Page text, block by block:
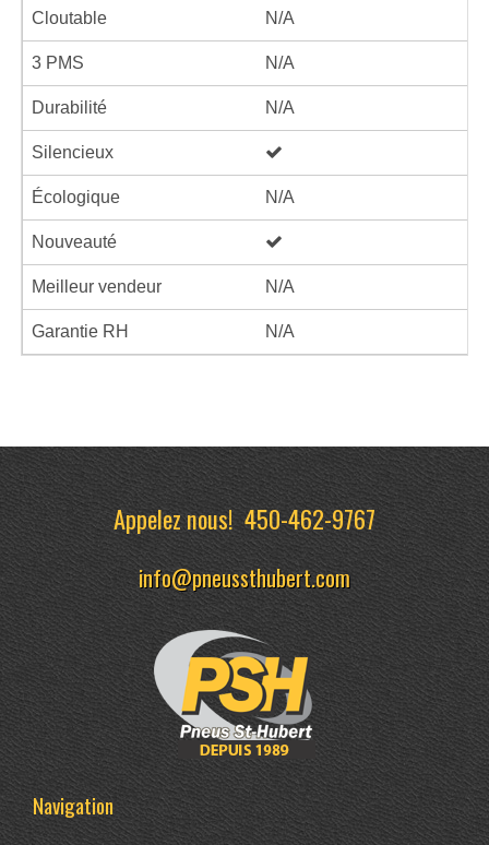
Cloutable N/A
3 PMS N/A
Durabilité N/A
Silencieux
Écologique N/A
Nouveauté
Meilleur vendeur N/A
Garantie RH N/A
Appelez nous!450-462-9767
info@pneussthubert.com
Navigation